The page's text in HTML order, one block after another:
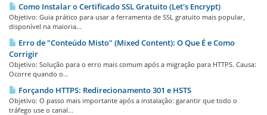
Como Instalar o Certificado SSL Gratuito (Let's Encrypt)
Objetivo: Guia prático para usar a ferramenta de SSL gratuito mais popular,
disponível na maioria...
Erro de "Conteúdo Misto" (Mixed Content): O Que É e Como
Corrigir
Objetivo: Solução para o erro mais comum após a migração para HTTPS. Causa:
Ocorre quando o...
Forçando HTTPS: Redirecionamento 301 e HSTS
Objetivo: O passo mais importante após a instalação: garantir que todo o
tráfego use o canal...